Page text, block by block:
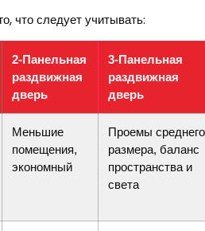
что следует учитывать:
2-Панельная
раздвижная
дверь
3-Панельная
раздвижная
дверь
Меньшие
помещения,
экономный
Проемы среднего
размера, баланс
пространства и
света